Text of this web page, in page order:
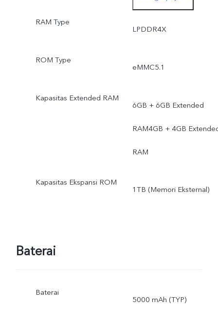
operasi dan aplikasi
*ROM aktual yang
bawaan.
RAM Type
LPDDR4X
ROM Type
eMMC5.1
Kapasitas Extended RAM
6GB + 6GB Extended
RAM4GB + 4GB
RAM
Kapasitas Ekspansi ROM
1TB (Memori Eksternal)
Baterai
Baterai
5000 mAh (TYP)